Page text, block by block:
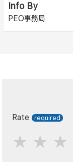
Info By
PEO事務局
Rate